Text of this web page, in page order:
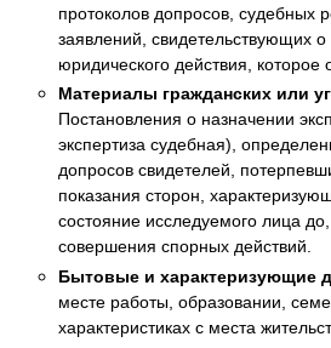
протоколов допросов, судебных
заявлений, свидетельствующих
юридического действия, которое
Материалы гражданских или
Постановления о назначении
экспертиза судебная),
допросов свидетелей,
показания сторон,
состояние исследуемого лица
совершения спорных действий.
Бытовые и характеризующие
месте работы, образовании,
характеристиках с места